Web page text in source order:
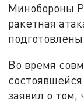
Минобороны
ракетная
Во время
заявил о том,